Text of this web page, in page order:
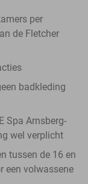
per
de Fletcher
badkleding
Spa Arnsberg-
wel verplicht
tussen de 16 en
een volwassene